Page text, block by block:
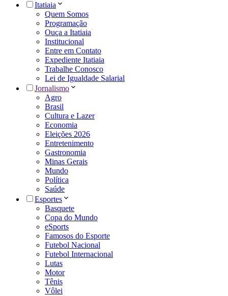
Itatiaia
Quem Somos
Programação
Ouça a Itatiaia
Institucional
Entre em Contato
Expediente Itatiaia
Trabalhe Conosco
Lei de Igualdade Salarial
Jornalismo
Agro
Brasil
Cultura e Lazer
Economia
Eleições 2026
Entretenimento
Gastronomia
Minas Gerais
Mundo
Política
Saúde
Esportes
Basquete
Copa do Mundo
eSports
Famosos do Esporte
Futebol Nacional
Futebol Internacional
Lutas
Motor
Tênis
Vôlei